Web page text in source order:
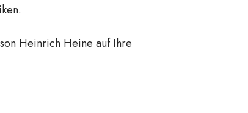
Heinrich Heine auf Ihre